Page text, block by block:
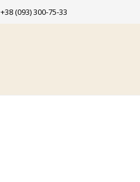
+38 (093) 300-75-33